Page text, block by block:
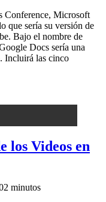
Conference, Microsoft
que sería su versión de
Bajo el nombre de
Docs sería una
Incluirá las cinco
los Videos en
2 minutos